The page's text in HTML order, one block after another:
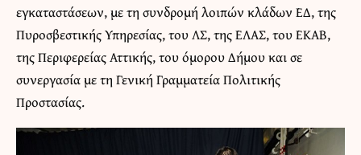
εγκαταστάσεων, με τη συνδρομή λοιπών κλάδων ΕΔ, της
Πυροσβεστικής Υπηρεσίας, του ΛΣ, της ΕΛΑΣ, του ΕΚΑΒ,
της Περιφερείας Αττικής, του όμορου Δήμου και σε
συνεργασία με τη Γενική Γραμματεία Πολιτικής
Προστασίας.